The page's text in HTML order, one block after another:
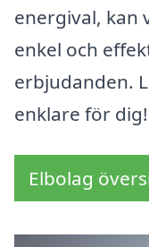
energival, kan
enkel och
erbjudanden.
enklare för dig!
Elbolag